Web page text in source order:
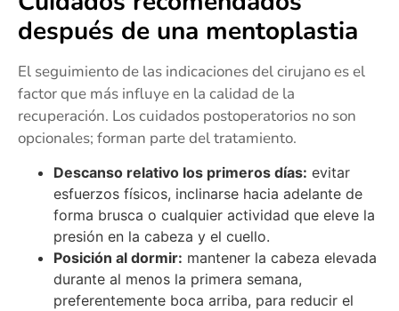
después de una mentoplastia
El seguimiento de las indicaciones del cirujano es el
factor que más influye en la calidad de la
recuperación. Los cuidados postoperatorios no son
opcionales; forman parte del tratamiento.
Descanso relativo los primeros días: evitar
esfuerzos físicos, inclinarse hacia adelante de
forma brusca o cualquier actividad que eleve la
presión en la cabeza y el cuello.
Posición al dormir: mantener la cabeza elevada
durante al menos la primera semana,
preferentemente boca arriba, para reducir el